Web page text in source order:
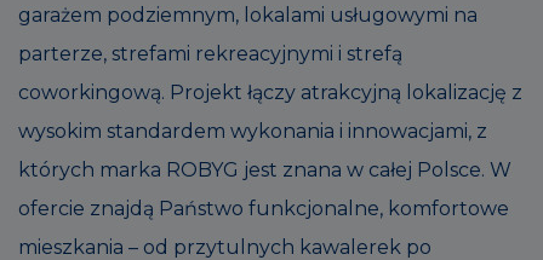
garażem podziemnym, lokalami usługowymi na
parterze, strefami rekreacyjnymi i strefą
coworkingową. Projekt łączy atrakcyjną lokalizację z
wysokim standardem wykonania i innowacjami, z
których marka ROBYG jest znana w całej Polsce. W
ofercie znajdą Państwo funkcjonalne, komfortowe
mieszkania – od przytulnych kawalerek po